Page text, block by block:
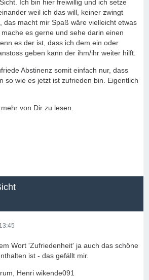
Ich bin hier freiwillig und ich setze
weil ich das will, keiner zwingt
das macht mir Spaß wäre vielleicht etwas
es gerne und sehe darin einen
es der ist, dass ich dem ein oder
geben kann der ihm/ihr weiter hilft.
Abstinenz somit einfach nur, dass
so wie es jetzt ist zufrieden bin. Eigentlich
von Dir zu lesen.
Wort 'Zufriedenheit' ja auch das schöne
ist - das gefällt mir.
Henri wikende091